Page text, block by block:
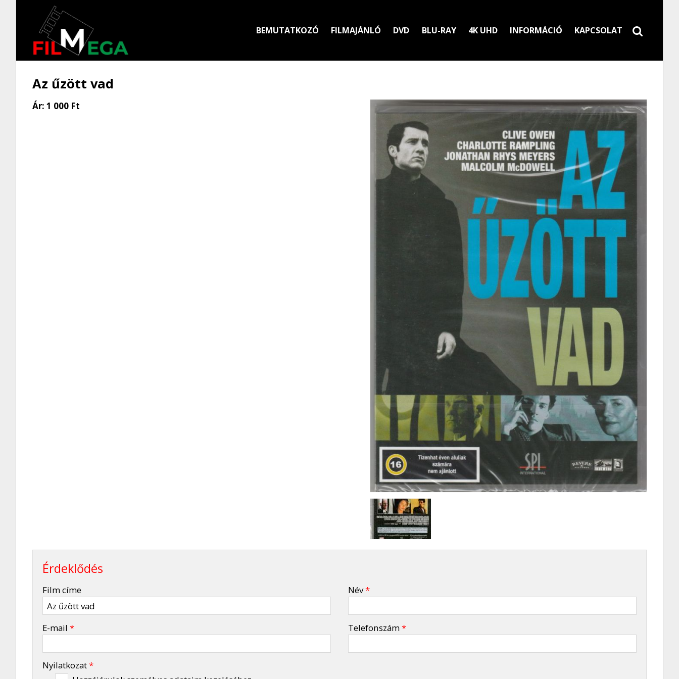
BEMUTATKOZÓ FILMAJÁNLÓ DVD BLU-RAY 4K UHD INFORMÁCIÓ KAPCSOLAT
Az űzött vad
Ár: 1 000 Ft
Érdeklődés
Film címe Név*
E-mail * Telefonszám*
Nyilatkozat*